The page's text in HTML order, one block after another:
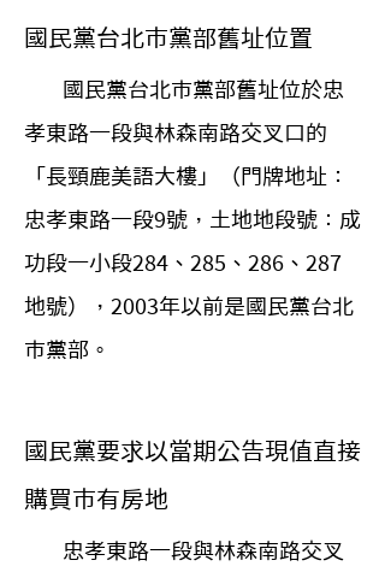
國民黨台北市黨部舊址位置
孝東路一段與林森南路交叉口的
「長頸鹿美語大樓」（門牌地址：
忠孝東路一段9號，土地地段號：成
功段一小段284、285、286、287
地號），2003年以前是國民黨台北
市黨部。
國民黨要求以當期公告現值直接
購買市有房地